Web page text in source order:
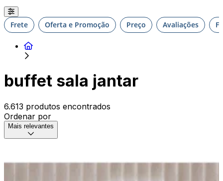
Frete Oferta e Promoção Preço Avaliações
buffet sala jantar
6.613 produtos encontrados
Ordenar por
Mais relevantes